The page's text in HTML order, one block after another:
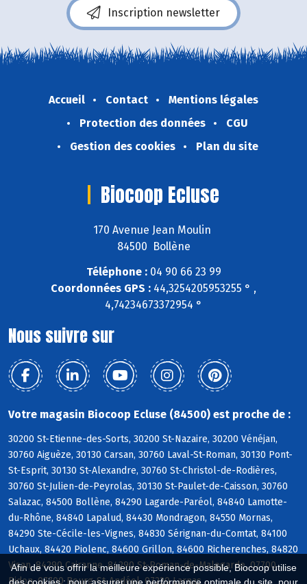
Afin de vous offrir la meilleure expérience possible, Biocoop utilise
Inscription newsletter
Accueil Contact
Mentions légales
Protection des données
CGU
Gestion des cookies
Plan du site
Biocoop Ecluse
170 Avenue Jean Moulin
84500 Bollène
Téléphone :04 90 66 23 99
Coordonnées GPS : 44,3254205953255 ° ,
4,74234673372954 °
Nous suivre sur
Votre magasin Biocoop Ecluse (84500) est proche de :
30200 St-Etienne-des-Sorts, 30200 St-Nazaire, 30200 Vénéjan,
30760 Aiguèze, 30130 Carsan, 30760 Laval-St-Roman, 30130 Pont-
St-Esprit, 30130 St-Alexandre, 30760 St-Christol-de-Rodières,
30760 St-Julien-de-Peyrolas, 30130 St-Paulet-de-Caisson, 30760
Salazac, 84500 Bollène, 84290 Lagarde-Paréol, 84840 Lamotte-
du-Rhône, 84840 Lapalud, 84430 Mondragon, 84550 Mornas,
84290 Ste-Cécile-les-Vignes, 84830 Sérignan-du-Comtat, 84100
Uchaux, 84420 Piolenc, 84600 Grillon, 84600 Richerenches, 84820
Visan, 84290 Cairanne, 84290 St-Roman-de-Malegarde, 07700
Bidon, 07700 Bourg-St-Andéol, 07220 Larnas